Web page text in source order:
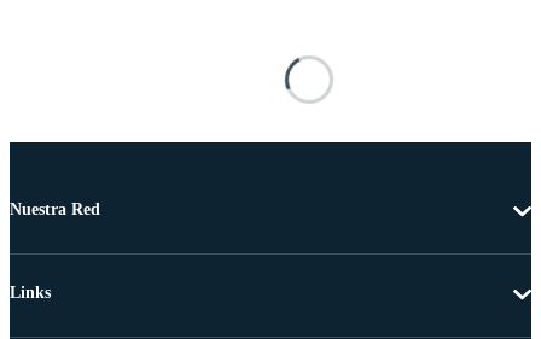
Nuestra Red
Links